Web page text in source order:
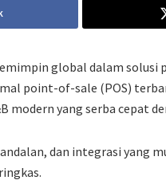
global dalam solusi
point-of-sale (POS)
modern yang serba cepat
dan integrasi yang